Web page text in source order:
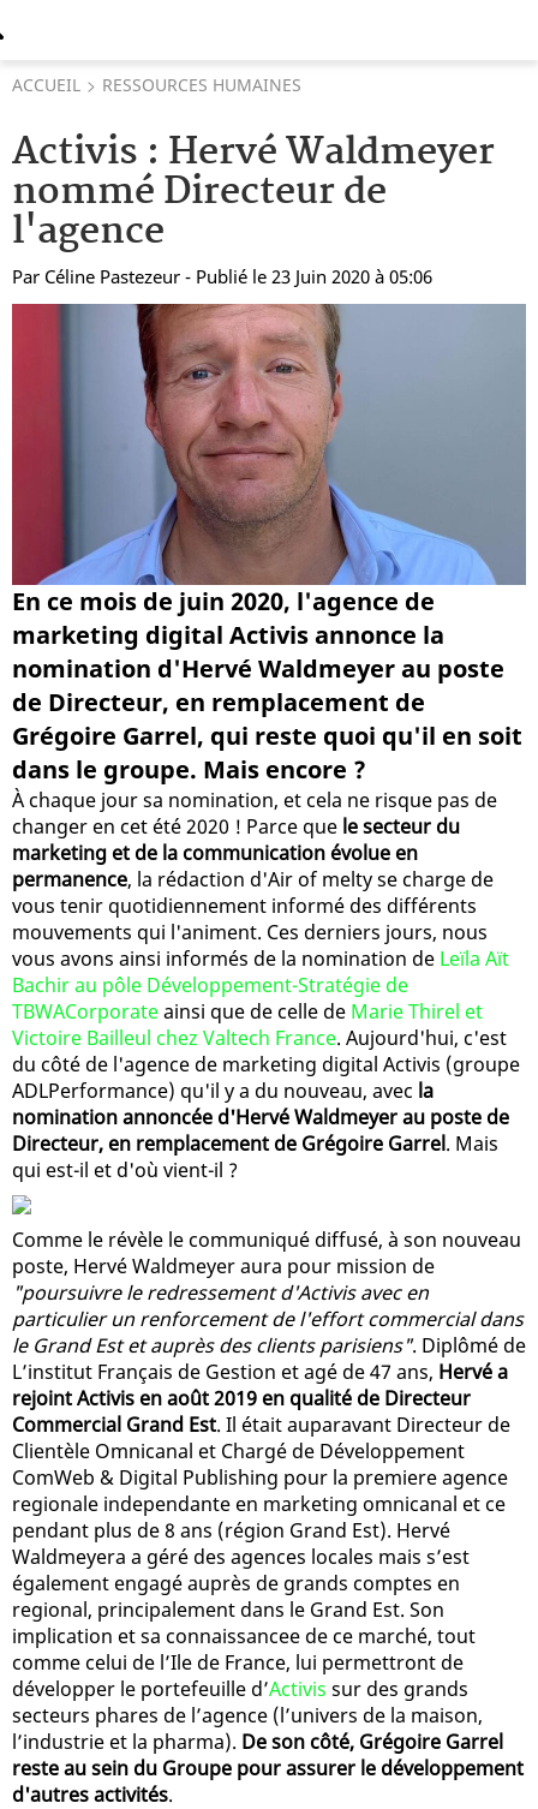
ACCUEIL RESSOURCES HUMAINES
Activis : Hervé Waldmeyer
nommé Directeur de
l'agence
Par Céline Pastezeur - Publié le 23 Juin 2020 à 05:06
En ce mois de juin 2020, l'agence de
marketing digital Activis annonce la
nomination d'Hervé Waldmeyer au poste
de Directeur, en remplacement de
Grégoire Garrel, qui reste quoi qu'il en soit
dans le groupe. Mais encore ?
À chaque jour sa nomination, et cela ne risque pas de
changer en cet été 2020 ! Parce que le secteur du
marketing et de la communication évolue en
permanence, la rédaction d'Air of melty se charge de
vous tenir quotidiennement informé des différents
mouvements qui l'animent. Ces derniers jours, nous
vous avons ainsi informés de la nomination de Leïla Aït
Bachir au pôle Développement-Stratégie de
TBWACorporateainsi que de celle de Marie Thirel et
Victoire Bailleul chez Valtech France. Aujourd'hui, c'est
du côté de l'agence de marketing digital Activis (groupe
ADLPerformance) qu'il y a du nouveau, avec la
nomination annoncée d'Hervé Waldmeyer au poste de
Directeur, en remplacement de Grégoire Garrel. Mais
qui est-il et d'où vient-il ?
Comme le révèle le communiqué diffusé, à son nouveau
poste, Hervé Waldmeyer aura pour mission de
"poursuivre le redressement d'Activis avec en
particulier un renforcement de l'effort commercial dans
le Grand Est et auprès des clients parisiens". Diplômé de
L’institut Français de Gestion et agé de 47 ans, Hervé a
rejoint Activis en août 2019 en qualité de Directeur
Commercial Grand Est. Il était auparavant Directeur de
Clientèle Omnicanal et Chargé de Développement
ComWeb & Digital Publishing pour la premiere agence
regionale independante en marketing omnicanal et ce
pendant plus de 8 ans (région Grand Est). Hervé
Waldmeyera a géré des agences locales mais s’est
également engagé auprès de grands comptes en
regional, principalement dans le Grand Est. Son
implication et sa connaissancee de ce marché, tout
comme celui de l’Ile de France, lui permettront de
développer le portefeuille d’Activis sur des grands
secteurs phares de l’agence (l’univers de la maison,
l’industrie et la pharma). De son côté, Grégoire Garrel
reste au sein du Groupe pour assurer le développement
d'autres activités.